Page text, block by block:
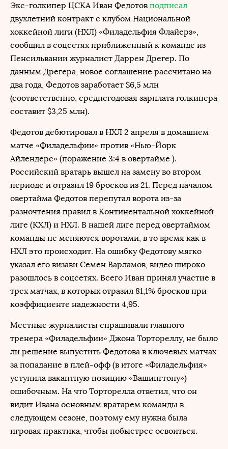
Экс-голкипер ЦСКА Иван Федотов подписал
двухлетний контракт с клубом Национальной
хоккейной лиги (НХЛ) «Филадельфия Флайерз»,
сообщил в соцсетях приближенный к команде из
Пенсильвании журналист Даррен Дрегер. По
данным Дрегера, новое соглашение рассчитано на
два года, Федотов заработает $6,5 млн
(соответственно, среднегодовая зарплата голкипера
составит $3,25 млн).
Федотов дебютировал в НХЛ 2 апреля в домашнем
матче «Филадельфии» против «Нью-Йорк
Айлендерс» (поражение 3:4 в овертайме ).
Российский вратарь вышел на замену во втором
периоде и отразил 19 бросков из 21. Перед началом
овертайма Федотов перепутал ворота из-за
разночтения правил в Континентальной хоккейной
лиге (КХЛ) и НХЛ. В нашей лиге перед овертаймом
команды не меняются воротами, в то время как в
НХЛ это происходит. На ошибку Федотову мягко
указал его визави Семен Варламов, видео широко
разошлось в соцсетях. Всего Иван принял участие в
трех матчах, в которых отразил 81,1% бросков при
коэффициенте надежности 4,95.
Местные журналисты спрашивали главного
тренера «Филадельфии» Джона Тортореллу, не было
ли решение выпустить Федотова в ключевых матчах
за попадание в плей-офф (в итоге «Филадельфия»
уступила вакантную позицию «Вашингтону»)
ошибочным. На что Торторелла ответил, что он
видит Ивана основным вратарем команды в
следующем сезоне, поэтому ему нужна была
игровая практика, чтобы побыстрее освоиться.